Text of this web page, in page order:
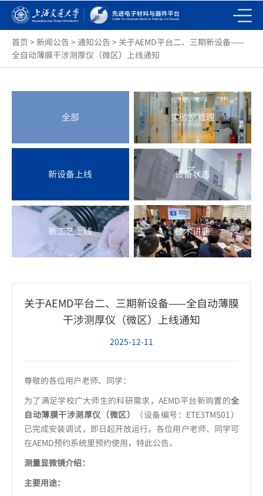
首页 > 新闻公告 > 通知公告 > 关于AEMD平台二、三期新设备——
全自动薄膜干涉测厚仪（微区）上线通知
全部 实验室管理
新设备上线 设备状态
新工艺上线 技术讲座
关于AEMD平台二、三期新设备——全自动薄膜
干涉测厚仪（微区）上线通知
2025-12-11
尊敬的各位用户老师、同学：
为了满足学校广大师生的科研需求，AEMD平台新购置的全
自动薄膜干涉测厚仪（微区）
（设备编号：ETE3TMS01）
已完成安装调试，即日起开放运行。各位用户老师、同学可
在AEMD预约系统里预约使用，特此公告。
测量显微镜介绍：
主要用途：